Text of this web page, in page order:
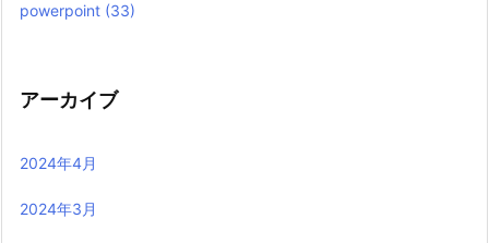
powerpoint (33)
アーカイブ
2024年4月
2024年3月